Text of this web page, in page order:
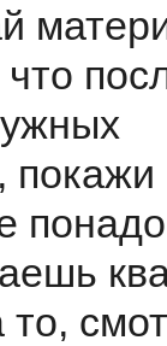
покажи
то,